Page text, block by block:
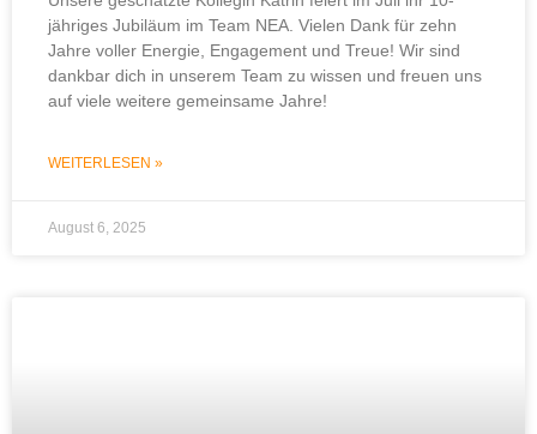
jähriges Jubiläum im Team NEA. Vielen Dank für zehn
Jahre voller Energie, Engagement und Treue! Wir sind
dankbar dich in unserem Team zu wissen und freuen uns
auf viele weitere gemeinsame Jahre!
WEITERLESEN »
August 6, 2025